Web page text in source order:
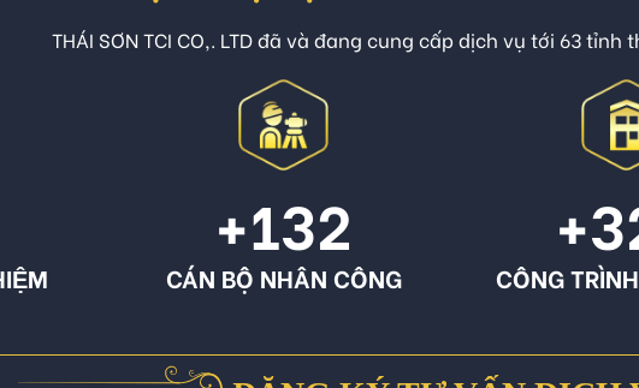
THÁI SƠN TCI CO,. LTD đã và đang cung cấp dịch vụ tới 63
+132
CÁN BỘ NHÂN CÔNG CÔNG